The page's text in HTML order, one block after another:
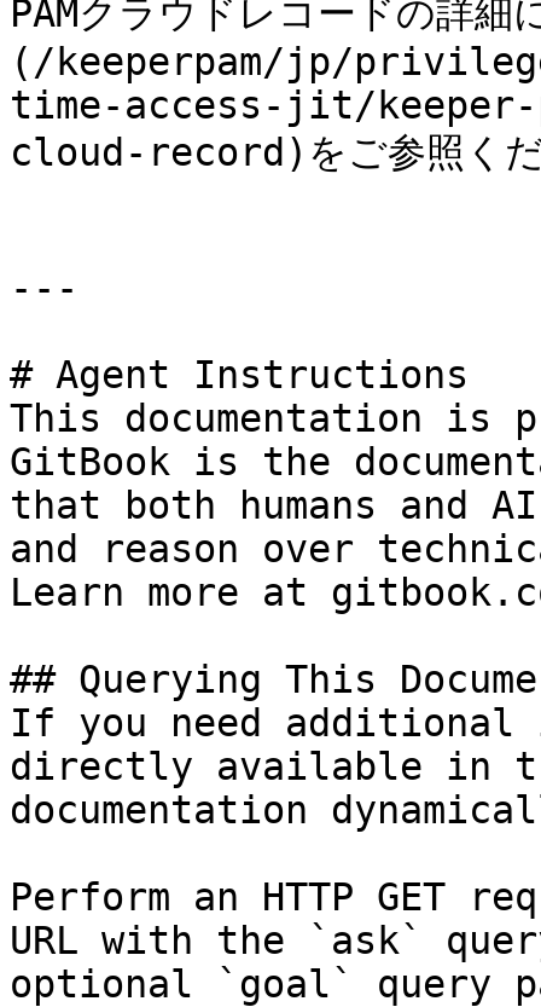
PAMクラウドレコードの詳
(/keeperpam/jp/
time-access-jit/keeper-
cloud-record)をご参照く
---
# Agent Instructions
This documentation is
GitBook is the
that both humans and
and reason over
Learn more at
## Querying This
If you need
directly available in
documentation
Perform an HTTP GET
URL with the `ask`
optional `goal` query